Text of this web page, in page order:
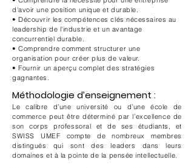
d'avoir une position unique et durable.
• Découvrir les compétences clés nécessaires au
leadership de l'industrie et un avantage
concurrentiel durable.
• Comprendre comment structurer une
organisation pour créer plus de valeur.
• Fournir un aperçu complet des stratégies
gagnantes.
Méthodologie d’enseignement :
Le calibre d’une université ou d’une école de
commerce peut être déterminé par l’excellence de
son corps professoral et de ses étudiants, et
SWISS UMEF compte de nombreux membres
distingués qui sont des leaders dans leurs
domaines et à la pointe de la pensée intellectuelle.